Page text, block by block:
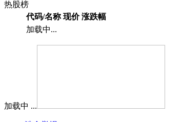
热股榜
代码/名称 现价 涨跌幅
加载中...
加载中 ...